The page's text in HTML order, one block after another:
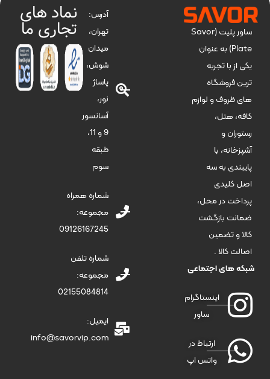
ساور پلیت (Savor
Plate) به عنوان
یکی از با تجربه
ترین فروشگاه
های ظروف و لوازم
کافه، هتل،
رستوران و
آشپزخانه، با
پایبندی به سه
اصل کلیدی
پرداخت در محل،
ضمانت بازگشت
کالا و تضمین
اصالت کالا .
شبکه های اجتماعی
اینستاگرام
ساور
ارتباط در
واتس اپ
آدرس:
تهران،
میدان
شوش،
پاساژ
نور،
آسانسور
9 و 11،
طبقه
سوم
شماره همراه
مجموعه:
09126167245
شماره تلفن
مجموعه:
02155084814
ایمیل:
info@savorvip.com
نماد های
تجاری ما